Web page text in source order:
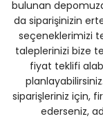
bulunan
da siparişinizin
seçeneklerimizi
taleplerinizi bize
fiyat teklifi
siparişleriniz için,
ederseniz,